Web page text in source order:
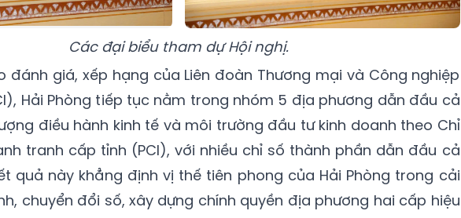
Các đại biểu tham dự Hội nghị.
đánh giá, xếp hạng của Liên đoàn Thương mại và Công nghiệp
Hải Phòng tiếp tục nằm trong nhóm 5 địa phương dẫn đầu cả
điều hành kinh tế và môi trường đầu tư kinh doanh theo Chỉ
tranh cấp tỉnh (PCI), với nhiều chỉ số thành phần dẫn đầu cả
quả này khẳng định vị thế tiên phong của Hải Phòng trong cải
chuyển đổi số, xây dựng chính quyền địa phương hai cấp hiệu